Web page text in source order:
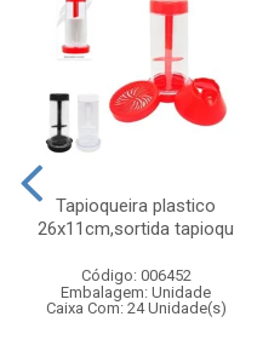
Tapioqueira plastico
26x11cm,sortida tapioqu
Código: 006452
Embalagem: Unidade
Caixa Com: 24 Unidade(s)